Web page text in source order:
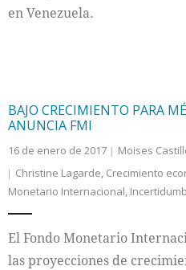
en Venezuela.
BAJO CRECIMIENTO PARA
ANUNCIA FMI
16 de enero de 2017 Moises
Christine Lagarde, Crecimiento
Monetario Internacional,
El Fondo Monetario
las proyecciones de